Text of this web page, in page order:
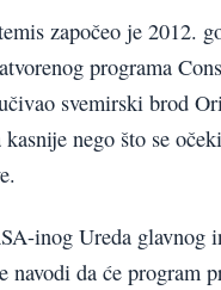
započeo je 2012.
programa
svemirski brod
nego što se
inog Ureda glavnog
navodi da će program